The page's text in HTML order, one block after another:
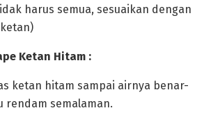
harus semua, sesuaikan dengan
Ketan Hitam :
ketan hitam sampai airnya benar-
rendam semalaman.